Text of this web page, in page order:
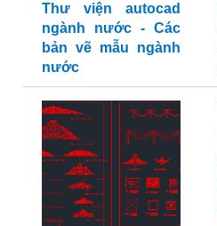
Thư viện autocad
ngành nước - Các
bản vẽ mẫu ngành
nước